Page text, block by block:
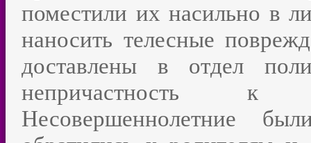
поместили их насильно в
наносить телесные
доставлены в отдел
непричастность к
Несовершеннолетние